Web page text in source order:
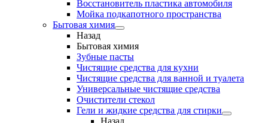
Восстановитель пластика автомобиля
Мойка подкапотного пространства
Бытовая химия
Назад
Бытовая химия
Зубные пасты
Чистящие средства для кухни
Чистящие средства для ванной и туалета
Универсальные чистящие средства
Очистители стекол
Гели и жидкие средства для стирки
Назад